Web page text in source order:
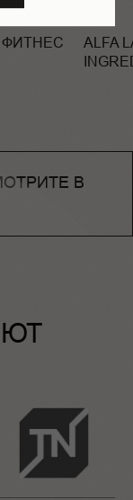
ФИТНЕС
ALFA
В